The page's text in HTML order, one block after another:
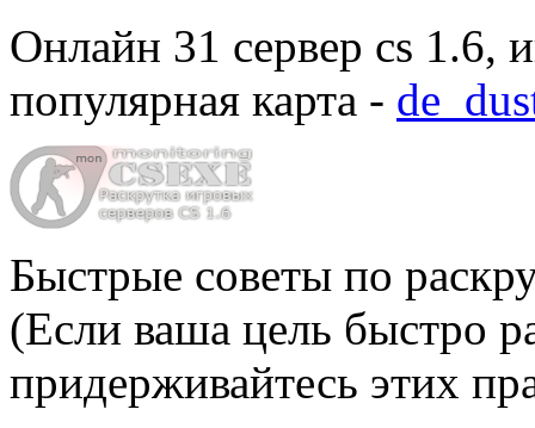
Онлайн 31 сервер cs 1.6,
популярная карта -
Быстрые советы по
(Если ваша цель быстро
придерживайтесь этих